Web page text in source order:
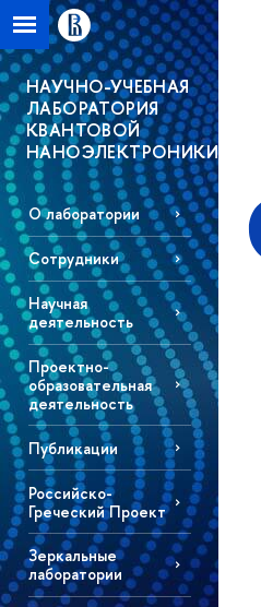
НАУЧНО-УЧЕБНАЯ
ЛАБОРАТОРИЯ
КВАНТОВОЙ
НАНОЭЛЕКТРОНИКИ
О лаборатории
Сотрудники
Научная
деятельность
Проектно-
образовательная
деятельность
Публикации
Российско-
Греческий Проект
Зеркальные
лаборатории